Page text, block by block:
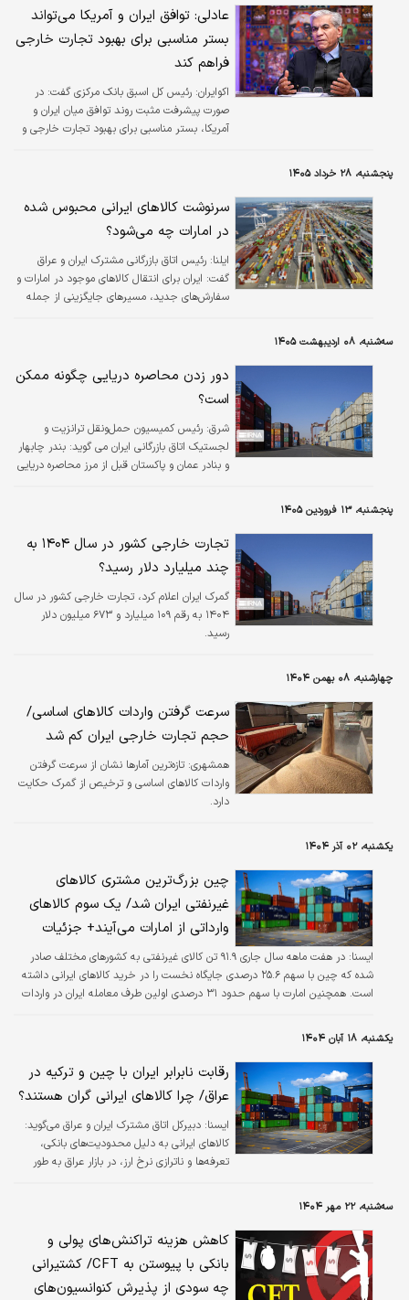
عادلی: توافق ایران و آمریکا می‌تواند
بستر مناسبی برای بهبود تجارت خارجی
فراهم کند
اکوایران: رئیس کل اسبق بانک مرکزی گفت: در
صورت پیشرفت مثبت روند توافق میان ایران و
آمریکا، بستر مناسبی برای بهبود تجارت خارجی و
پنجشنبه، ۲۸ خرداد ۱۴۰۵
سرنوشت کالاهای ایرانی محبوس شده
در امارات چه می‌شود؟
ایلنا: رئیس اتاق بازرگانی مشترک ایران و عراق
گفت: ایران برای انتقال کالا‌های موجود در امارات و
سفارش‌های جدید، مسیر‌های جایگزینی از جمله
سه‌شنبه، ۰۸ اردیبهشت ۱۴۰۵
دور زدن محاصره دریایی چگونه ممکن
است؟
شرق: رئیس کمیسیون حمل‌ونقل ترانزیت و
لجستیک اتاق بازرگانی ایران می گوید: بندر چابهار
و بنادر عمان و پاکستان قبل از مرز محاصره دریایی
پنجشنبه، ۱۳ فروردین ۱۴۰۵
تجارت خارجی کشور در سال ۱۴۰۴ به
چند میلیارد دلار رسید؟
گمرک ایران اعلام کرد، تجارت خارجی کشور در سال
۱۴۰۴ به رقم ۱۰۹ میلیارد و ۶۷۳ میلیون دلار
رسید.
چهارشنبه، ۰۸ بهمن ۱۴۰۴
سرعت گرفتن واردات کالاهای اساسی/
حجم تجارت خارجی ایران کم شد
همشهری: تازه‌ترین آمارها نشان از سرعت گرفتن
واردات کالاهای اساسی و ترخیص از گمرک حکایت
دارد.
یکشنبه، ۰۲ آذر ۱۴۰۴
چین بزرگ‌ترین مشتری کالاهای
غیرنفتی ایران شد/ یک سوم کالاهای
وارداتی از امارات می‌آیند+ جزئیات
ايسنا:
در هفت ماهه سال جاری ۹۱.۹ تن کالای غیرنفتی به کشورهای مختلف صادر
شده که چین با سهم ۲۵.۶ درصدی جایگاه نخست را در خرید کالاهای ایرانی داشته
است. همچنین امارت با سهم حدود ۳۱ درصدی اولین طرف معامله ایران در واردات
یکشنبه، ۱۸ آبان ۱۴۰۴
رقابت نابرابر ایران با چین و ترکیه در
عراق/ چرا کالاهای ایرانی گران هستند؟
ايسنا: دبیرکل اتاق مشترک ایران و عراق می‌گوید:
کالاهای ایرانی به دلیل محدودیت‌های بانکی،
تعرفه‌ها و ناترازی نرخ ارز، در بازار عراق به‌ طور
سه‌شنبه، ۲۲ مهر ۱۴۰۴
کاهش هزینه تراکنش‌های پولی و
بانکی با پیوستن به CFT/ کشتیرانی
چه سودی از پذیرش کنوانسیون‌های